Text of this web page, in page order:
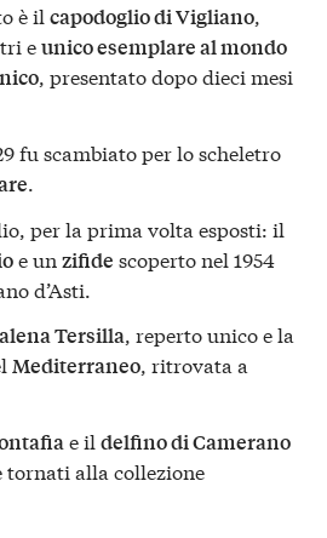
è il capodoglio di Vigliano,
eunico esemplare al mondo
, presentato dopo dieci mesi
fu scambiato per lo scheletro
.
per la prima volta esposti: il
e un zifide scoperto nel 1954
d’Asti.
Tersilla, reperto unico e la
Mediterraneo, ritrovata a
e il delfino di Camerano
tornati alla collezione